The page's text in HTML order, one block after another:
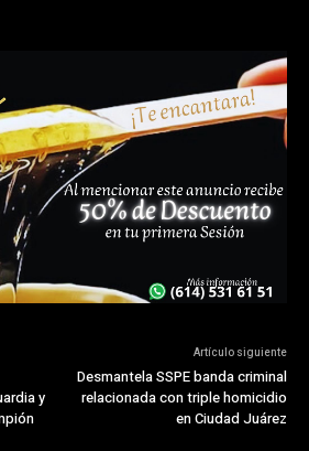
y
Artículo siguiente
Desmantela SSPE banda criminal
relacionada con triple homicidio
en Ciudad Juárez